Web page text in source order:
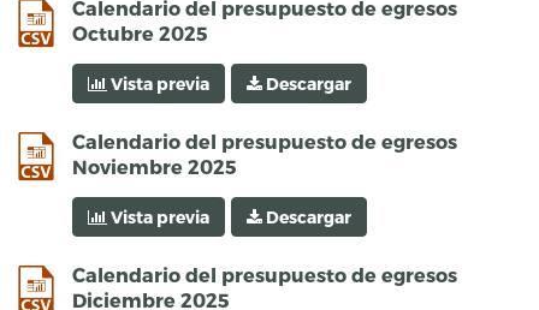
Calendario del presupuesto de egresos
Octubre 2025
csv
Vista previa Descargar
Calendario del presupuesto de egresos
Noviembre 2025
csv
Vista previa Descargar
Calendario del presupuesto de egresos
Diciembre 2025
csv